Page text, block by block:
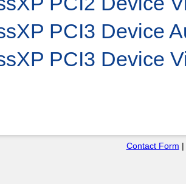
PCI3 Device
PCI3 Device
Contact Form |